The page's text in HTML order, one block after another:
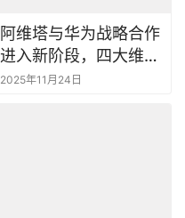
阿维塔与华为战略合作
进入新阶段，四大维度
全面推进联合共创
2025年11月24日